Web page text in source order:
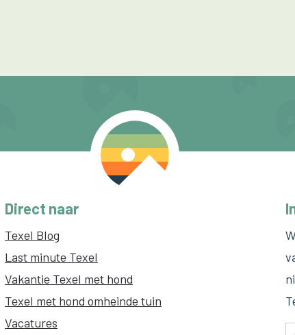
Direct naar
Texel Blog
Last minute Texel
Vakantie Texel met hond
Texel met hond omheinde tuin
Vacatures